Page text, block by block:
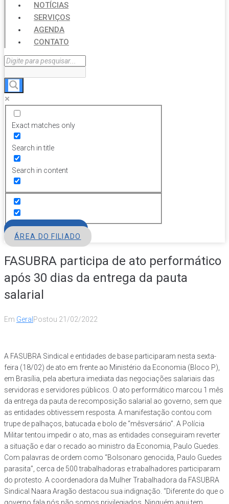
NOTÍCIAS
SERVIÇOS
AGENDA
CONTATO
Exact matches only
Search in title
Search in content
ÁREA DO FILIADO
FASUBRA participa de ato performático
após 30 dias da entrega da pauta
salarial
Em Geral Postou 21/02/2022
A FASUBRA Sindical e entidades de base participaram nesta sexta-
feira (18/02) de ato em frente ao Ministério da Economia (Bloco P),
em Brasília, pela abertura imediata das negociações salariais das
servidoras e servidores públicos. O ato performático marcou 1 mês
da entrega da pauta de recomposição salarial ao governo, sem que
as entidades obtivessem resposta. A manifestação contou com
trupe de palhaços, batucada e bolo de “mêsversário”. A Polícia
Militar tentou impedir o ato, mas as entidades conseguiram reverter
a situação e dar o recado ao ministro da Economia, Paulo Guedes.
Com palavras de ordem como “Bolsonaro genocida, Paulo Guedes
parasita”, cerca de 500 trabalhadoras e trabalhadores participaram
do protesto. A coordenadora da Mulher Trabalhadora da FASUBRA
Sindical Naara Aragão destacou sua indignação. “Diferente do que o